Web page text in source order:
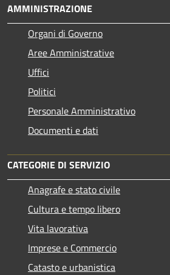
AMMINISTRAZIONE
Organi di Governo
Aree Amministrative
Uffici
Politici
Personale Amministrativo
Documenti e dati
CATEGORIE DI SERVIZIO
Anagrafe e stato civile
Cultura e tempo libero
Vita lavorativa
Imprese e Commercio
Catasto e urbanistica